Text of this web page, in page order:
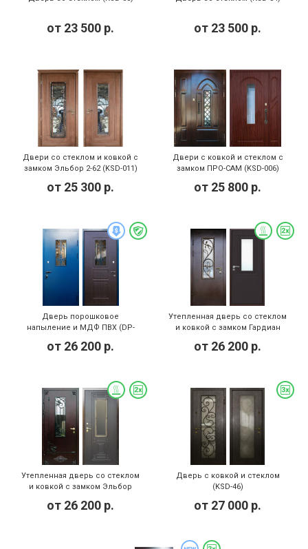
от 23 500 р. от 23 500 р.
Двери со стеклом и ковкой с
замком Эльбор 2-62 (KSD-011)
от 25 300 р.
Двери с ковкой и стеклом с
замком ПРО-САМ (KSD-006)
от 25 800 р.
Дверь порошковое
напыление и МДФ ПВХ (DP-
от 26 200 р.
Утепленная дверь со стеклом
и ковкой с замком Гардиан
от 26 200 р.
Утепленная дверь со стеклом
и ковкой с замком Эльбор
от 26 200 р.
Дверь с ковкой и стеклом
(KSD-46)
от 27 000 р.